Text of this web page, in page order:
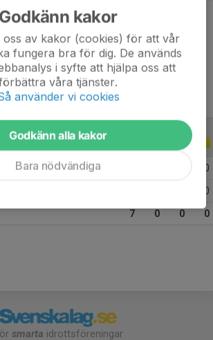
12 år
0
0
7 0 0 0
smarta idrottsföreningar
Godkänn kakor
oss av kakor (cookies) för att vår
fungera bra för dig. De används
i syfte att hjälpa oss att
våra tjänster.
använder vi cookies
Godkänn alla kakor
Bara nödvändiga